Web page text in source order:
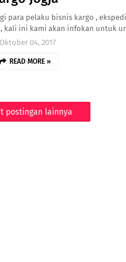
para pelaku bisnis kargo ,
kali ini kami akan infokan untuk
Oktober 04, 2017
READ MORE »
postingan lainnya